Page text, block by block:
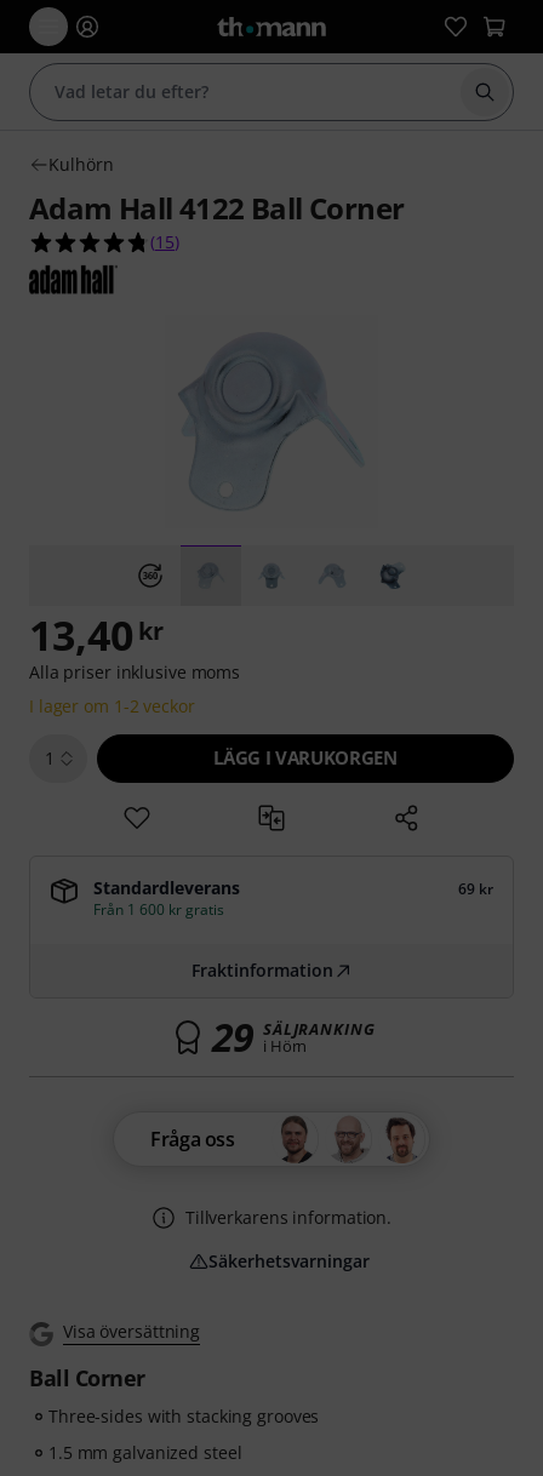
Börja
Kulhörn
Adam Hall 4122 Ball Corner
4.7 av 5 stjärnor från 15 kundbetyg
(15)
Visa översättning
Ball Corner
Three-sides with stacking grooves
1.5 mm galvanized steel
13,40 kr
Alla priser inklusive moms
I lager om 1-2 veckor
1 LÄGG I VARUKORGEN
Standardleverans
69 kr
Från 1 600 kr gratis
Fraktinformation
29 SÄLJRANKING
i Hörn
Fråga oss
Tillverkarens information.
Säkerhetsvarningar